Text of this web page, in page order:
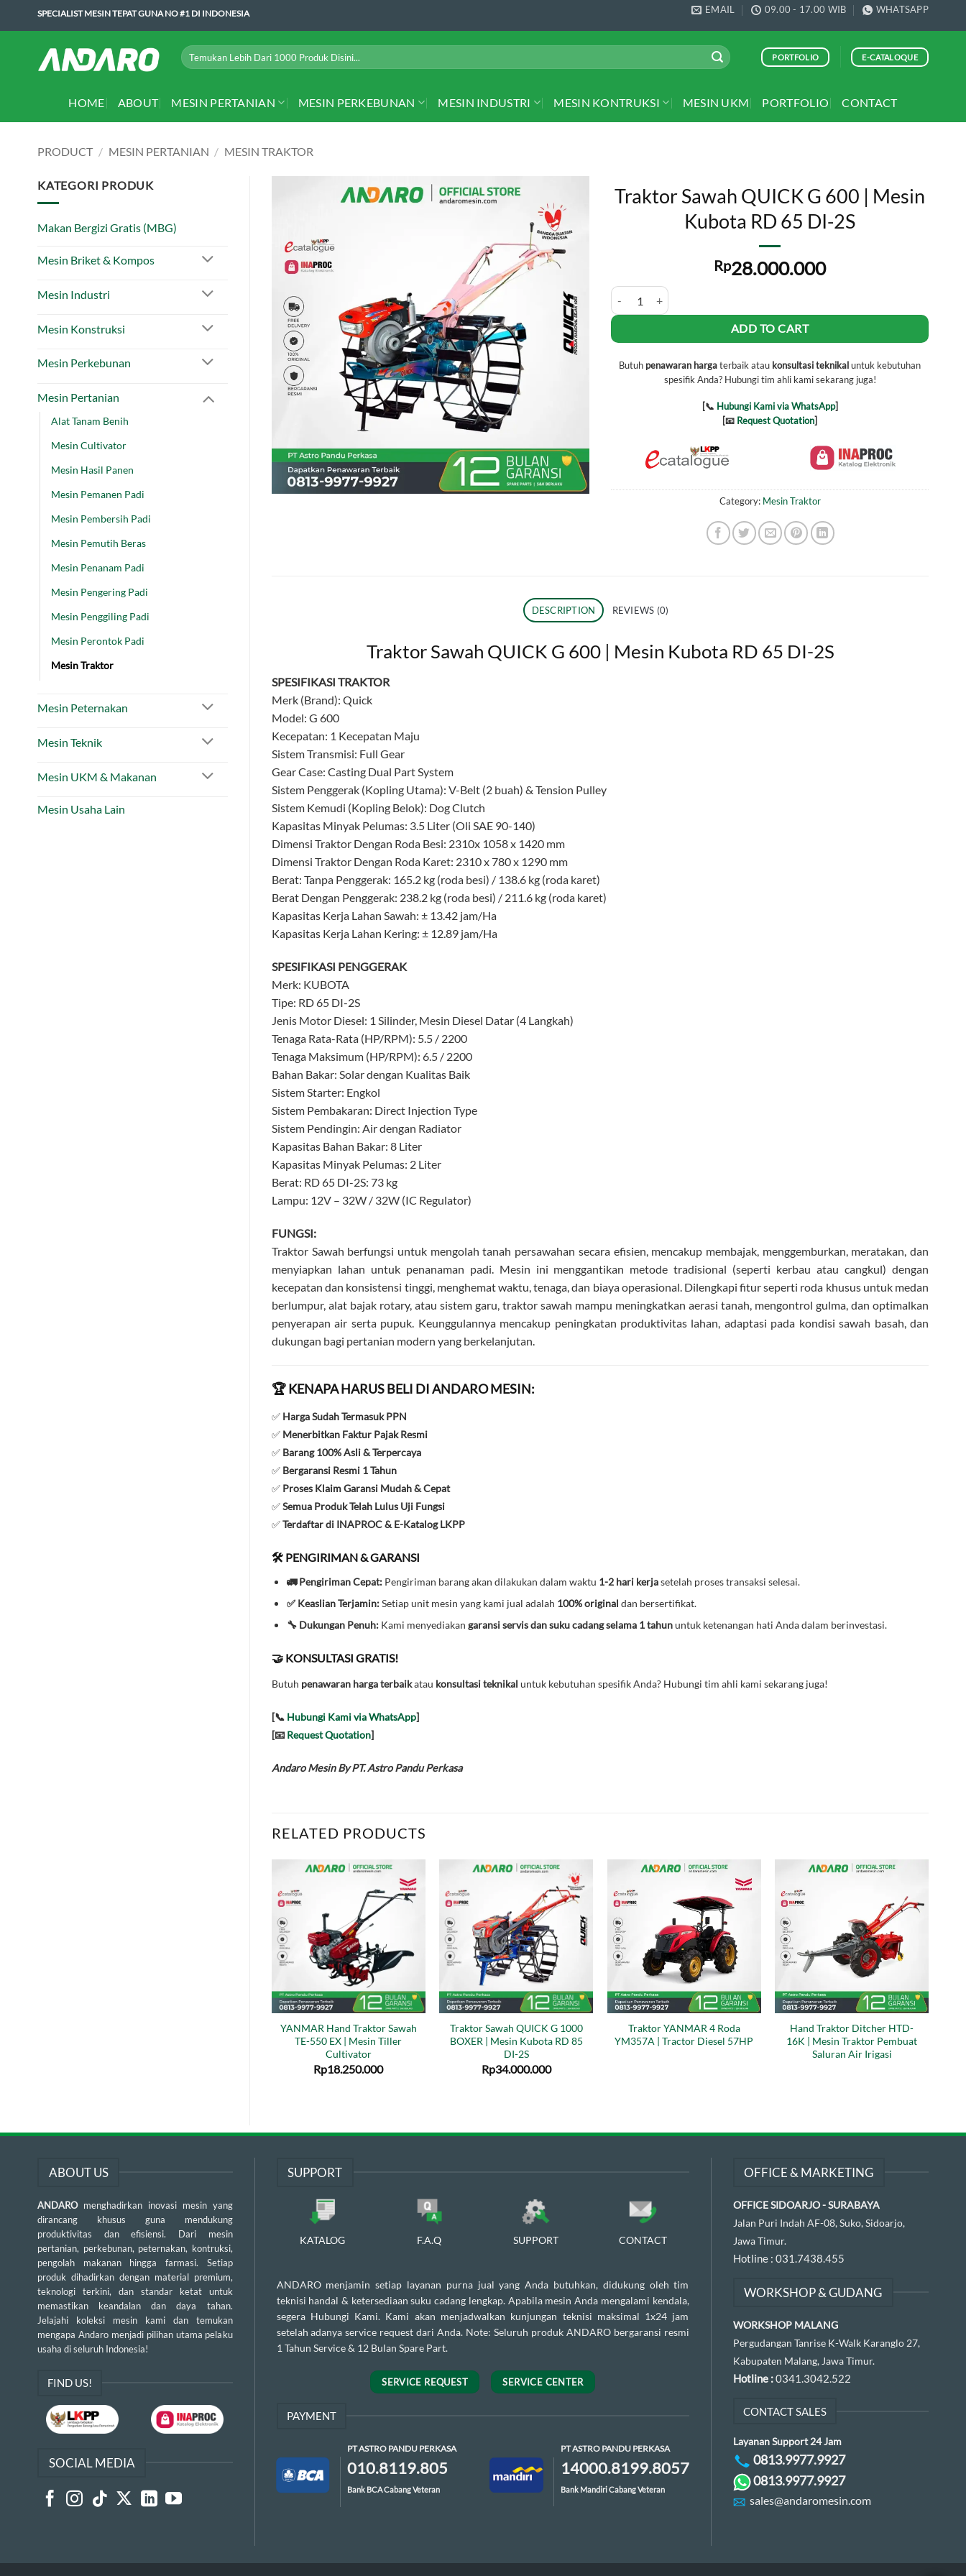
SPECIALIST MESIN TEPAT GUNA NO #1 DI INDONESIA EMAIL 09.00 - 17.00 WIB WHATSAPP
Search
for:
PORTFOLIO E-CATALOQUE
HOME ABOUT MESIN PERTANIAN MESIN PERKEBUNAN MESIN INDUSTRI MESIN KONTRUKSI MESIN UKM PORTFOLIO CONTACT
PRODUCT / MESIN PERTANIAN / MESIN TRAKTOR
KATEGORI PRODUK
Makan Bergizi Gratis (MBG)
Mesin Briket & Kompos
Mesin Industri
Mesin Konstruksi
Mesin Perkebunan
Mesin Pertanian
Alat Tanam Benih
Mesin Cultivator
Mesin Hasil Panen
Mesin Pemanen Padi
Mesin Pembersih Padi
Mesin Pemutih Beras
Mesin Penanam Padi
Mesin Pengering Padi
Mesin Penggiling Padi
Mesin Perontok Padi
Mesin Traktor
Mesin Peternakan
Mesin Teknik
Mesin UKM & Makanan
Mesin Usaha Lain
Traktor Sawah QUICK G 600 | Mesin
Kubota RD 65 DI-2S
Rp28.000.000
Traktor Sawah QUICK G 600 | Mesin Kubota RD 65 DI-2S quantity
ADD TO CART
Butuh penawaran hargaterbaik atau konsultasi teknikaluntuk kebutuhan
spesifik Anda? Hubungi tim ahli kami sekarang juga!
[📞 Hubungi Kami via WhatsApp]
[📧 Request Quotation]
Category: Mesin Traktor
DESCRIPTION REVIEWS (0)
Traktor Sawah QUICK G 600 | Mesin Kubota RD 65 DI-2S
SPESIFIKASI TRAKTOR
Merk (Brand): Quick
Model: G 600
Kecepatan: 1 Kecepatan Maju
Sistem Transmisi: Full Gear
Gear Case: Casting Dual Part System
Sistem Penggerak (Kopling Utama): V-Belt (2 buah) & Tension Pulley
Sistem Kemudi (Kopling Belok): Dog Clutch
Kapasitas Minyak Pelumas: 3.5 Liter (Oli SAE 90-140)
Dimensi Traktor Dengan Roda Besi: 2310x 1058 x 1420 mm
Dimensi Traktor Dengan Roda Karet: 2310 x 780 x 1290 mm
Berat: Tanpa Penggerak: 165.2 kg (roda besi) / 138.6 kg (roda karet)
Berat Dengan Penggerak: 238.2 kg (roda besi) / 211.6 kg (roda karet)
Kapasitas Kerja Lahan Sawah: ± 13.42 jam/Ha
Kapasitas Kerja Lahan Kering: ± 12.89 jam/Ha
SPESIFIKASI PENGGERAK
Merk: KUBOTA
Tipe: RD 65 DI-2S
Jenis Motor Diesel: 1 Silinder, Mesin Diesel Datar (4 Langkah)
Tenaga Rata-Rata (HP/RPM): 5.5 / 2200
Tenaga Maksimum (HP/RPM): 6.5 / 2200
Bahan Bakar: Solar dengan Kualitas Baik
Sistem Starter: Engkol
Sistem Pembakaran: Direct Injection Type
Sistem Pendingin: Air dengan Radiator
Kapasitas Bahan Bakar: 8 Liter
Kapasitas Minyak Pelumas: 2 Liter
Berat: RD 65 DI-2S: 73 kg
Lampu: 12V – 32W / 32W (IC Regulator)
FUNGSI:
Traktor Sawah berfungsi untuk mengolah tanah persawahan secara efisien, mencakup membajak, menggemburkan, meratakan, dan
menyiapkan lahan untuk penanaman padi. Mesin ini menggantikan metode tradisional (seperti kerbau atau cangkul) dengan
kecepatan dan konsistensi tinggi, menghemat waktu, tenaga, dan biaya operasional. Dilengkapi fitur seperti roda khusus untuk medan
berlumpur, alat bajak rotary, atau sistem garu, traktor sawah mampu meningkatkan aerasi tanah, mengontrol gulma, dan optimalkan
penyerapan air serta pupuk. Keunggulannya mencakup peningkatan produktivitas lahan, adaptasi pada kondisi sawah basah, dan
dukungan bagi pertanian modern yang berkelanjutan.
🏆 KENAPA HARUS BELI DI ANDARO MESIN:
✅ Harga Sudah Termasuk PPN
✅ Menerbitkan Faktur Pajak Resmi
✅ Barang 100% Asli & Terpercaya
✅ Bergaransi Resmi 1 Tahun
✅ Proses Klaim Garansi Mudah & Cepat
✅Semua Produk Telah Lulus Uji Fungsi
✅Terdaftar di INAPROC & E-Katalog LKPP
🛠️ PENGIRIMAN & GARANSI
🚛 Pengiriman Cepat:Pengiriman barang akan dilakukan dalam waktu 1-2 hari kerjasetelah proses transaksi selesai.
✅ Keaslian Terjamin:Setiap unit mesin yang kami jual adalah 100% original dan bersertifikat.
🔧 Dukungan Penuh:Kami menyediakan garansi servis dan suku cadang selama 1 tahununtuk ketenangan hati Anda dalam berinvestasi.
🤝 KONSULTASI GRATIS!
Butuh penawaran harga terbaikatau konsultasi teknikal untuk kebutuhan spesifik Anda? Hubungi tim ahli kami sekarang juga!
[📞 Hubungi Kami via WhatsApp]
[📧 Request Quotation]
Andaro Mesin By PT. Astro Pandu Perkasa
RELATED PRODUCTS
YANMAR Hand Traktor Sawah
TE-550 EX | Mesin Tiller
Cultivator
Rp18.250.000
Traktor Sawah QUICK G 1000
BOXER | Mesin Kubota RD 85
DI-2S
Rp34.000.000
Traktor YANMAR 4 Roda
YM357A | Tractor Diesel 57HP
Hand Traktor Ditcher HTD-
16K | Mesin Traktor Pembuat
Saluran Air Irigasi
ABOUT US
ANDARO menghadirkan inovasi mesin yang
dirancang khusus guna mendukung
produktivitas dan efisiensi. Dari mesin
pertanian, perkebunan, peternakan, kontruksi,
pengolah makanan hingga farmasi. Setiap
produk dihadirkan dengan material premium,
teknologi terkini, dan standar ketat untuk
memastikan keandalan dan daya tahan.
Jelajahi koleksi mesin kami dan temukan
mengapa Andaro menjadi pilihan utama pelaku
usaha di seluruh Indonesia!
FIND US!
SOCIAL MEDIA
SUPPORT
KATALOG F.A.Q SUPPORT CONTACT
ANDARO menjamin setiap layanan purna jual yang Anda butuhkan, didukung oleh tim
teknisi handal & ketersediaan suku cadang lengkap. Apabila mesin Anda mengalami kendala,
segera Hubungi Kami. Kami akan menjadwalkan kunjungan teknisi maksimal 1x24 jam
setelah adanya service request dari Anda. Note: Seluruh produk ANDARO bergaransi resmi
1 Tahun Service & 12 Bulan Spare Part.
SERVICE REQUEST SERVICE CENTER
PAYMENT
PT ASTRO PANDU PERKASA
010.8119.805
Bank BCA Cabang Veteran
PT ASTRO PANDU PERKASA
14000.8199.8057
Bank Mandiri Cabang Veteran
OFFICE & MARKETING
OFFICE SIDOARJO - SURABAYA
Jalan Puri Indah AF-08, Suko, Sidoarjo,
Jawa Timur.
Hotline : 031.7438.455
WORKSHOP & GUDANG
WORKSHOP MALANG
Pergudangan Tanrise K-Walk Karanglo 27,
Kabupaten Malang, Jawa Timur.
Hotline :0341.3042.522
CONTACT SALES
Layanan Support 24 Jam
0813.9977.9927
0813.9977.9927
sales@andaromesin.com